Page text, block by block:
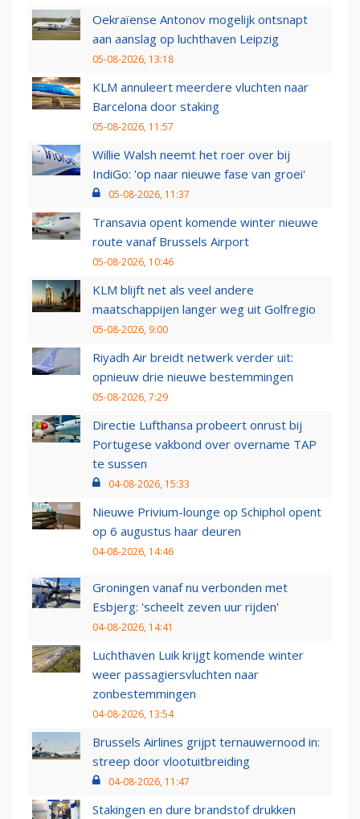
Oekraïense Antonov mogelijk ontsnapt
aan aanslag op luchthaven Leipzig
05-08-2026, 13:18
KLM annuleert meerdere vluchten naar
Barcelona door staking
05-08-2026, 11:57
Willie Walsh neemt het roer over bij
IndiGo: 'op naar nieuwe fase van groei'
05-08-2026, 11:37
Transavia opent komende winter nieuwe
route vanaf Brussels Airport
05-08-2026, 10:46
KLM blijft net als veel andere
maatschappijen langer weg uit Golfregio
05-08-2026, 9:00
Riyadh Air breidt netwerk verder uit:
opnieuw drie nieuwe bestemmingen
05-08-2026, 7:29
Directie Lufthansa probeert onrust bij
Portugese vakbond over overname TAP
te sussen
04-08-2026, 15:33
Nieuwe Privium-lounge op Schiphol opent
op 6 augustus haar deuren
04-08-2026, 14:46
Groningen vanaf nu verbonden met
Esbjerg: 'scheelt zeven uur rijden'
04-08-2026, 14:41
Luchthaven Luik krijgt komende winter
weer passagiersvluchten naar
zonbestemmingen
04-08-2026, 13:54
Brussels Airlines grijpt ternauwernood in:
streep door vlootuitbreiding
04-08-2026, 11:47
Stakingen en dure brandstof drukken